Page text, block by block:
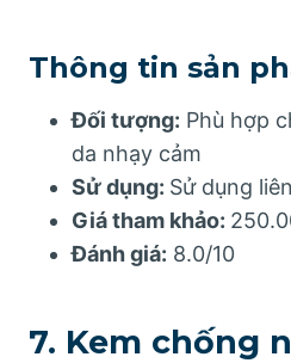
Thông tin sản
Đối tượng: Phù hợp
da nhạy cảm
Sử dụng: Sử dụng
Giá tham khảo:
Đánh giá: 8.0/10
7. Kem chống